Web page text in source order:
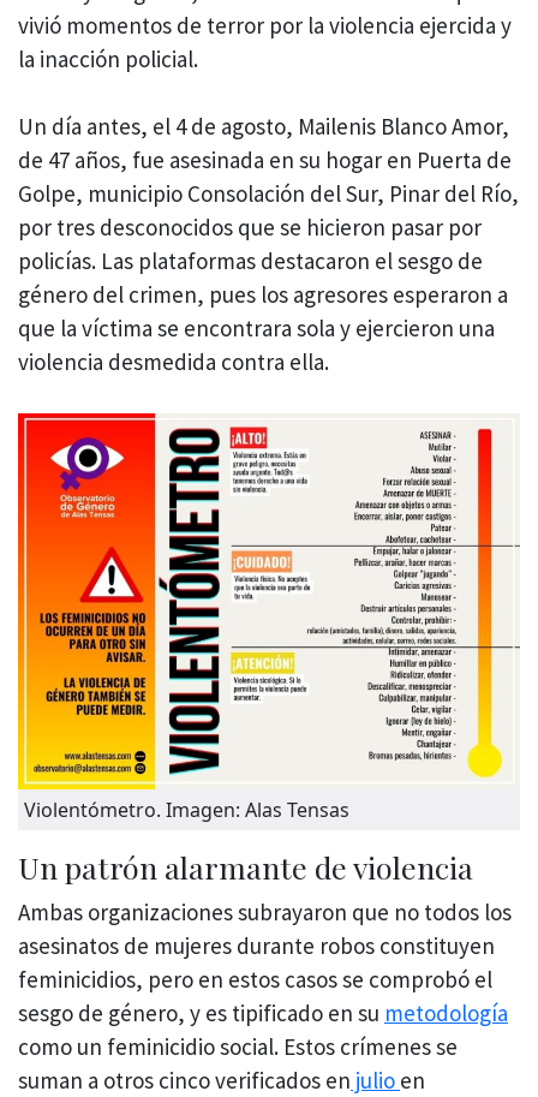
vivió momentos de terror por la violencia ejercida y
la inacción policial.
Un día antes, el 4 de agosto, Mailenis Blanco Amor,
de 47 años, fue asesinada en su hogar en Puerta de
Golpe, municipio Consolación del Sur, Pinar del Río,
por tres desconocidos que se hicieron pasar por
policías. Las plataformas destacaron el sesgo de
género del crimen, pues los agresores esperaron a
que la víctima se encontrara sola y ejercieron una
violencia desmedida contra ella.
Violentómetro. Imagen: Alas Tensas
Un patrón alarmante de violencia
Ambas organizaciones subrayaron que no todos los
asesinatos de mujeres durante robos constituyen
feminicidios, pero en estos casos se comprobó el
sesgo de género, y es tipificado en su metodología
como un feminicidio social. Estos crímenes se
suman a otros cinco verificados en julio en